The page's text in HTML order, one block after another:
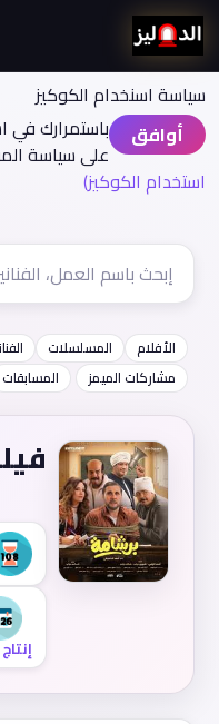
سياسة اسنخدام الكوكيز
أوافق
باستمرارك في
على سياسة
استخدام الكوكيز)
الأفلام المسلسلات
مشاركات الميمز
المسابقات
إنتاج 2026